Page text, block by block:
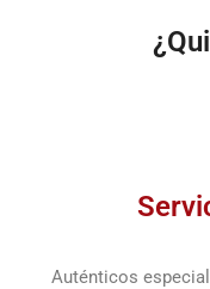
Auténticos